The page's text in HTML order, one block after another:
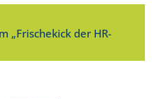
„Frischekick der HR-